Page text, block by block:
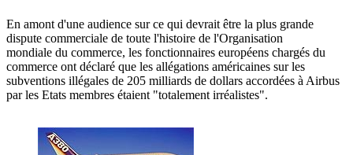
En amont d'une audience sur ce qui devrait être la plus grande
dispute commerciale de toute l'histoire de l'Organisation
mondiale du commerce, les fonctionnaires européens chargés du
commerce ont déclaré que les allégations américaines sur les
subventions illégales de 205 milliards de dollars accordées à Airbus
par les Etats membres étaient "totalement irréalistes".